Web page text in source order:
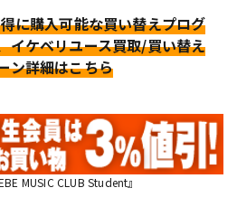
に購入可能な買い替えプログ
イケベリユース買取/買い替え
ン詳細はこちら
MUSIC CLUB Student』